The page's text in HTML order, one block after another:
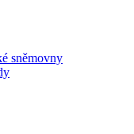
sněmovny